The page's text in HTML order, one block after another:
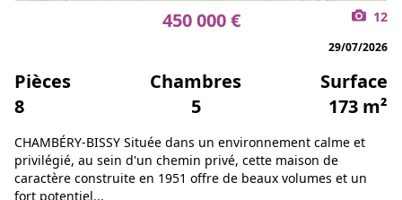
450 000 € 12
29/07/2026
Pièces
8
Chambres
5
Surface
173 m²
CHAMBÉRY-BISSY Située dans un environnement calme et
privilégié, au sein d'un chemin privé, cette maison de
caractère construite en 1951 offre de beaux volumes et un
fort potentiel...